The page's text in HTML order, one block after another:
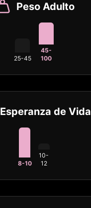
Peso Adulto
25-45
45-
100
Esperanza de Vida
8-10
10-
12